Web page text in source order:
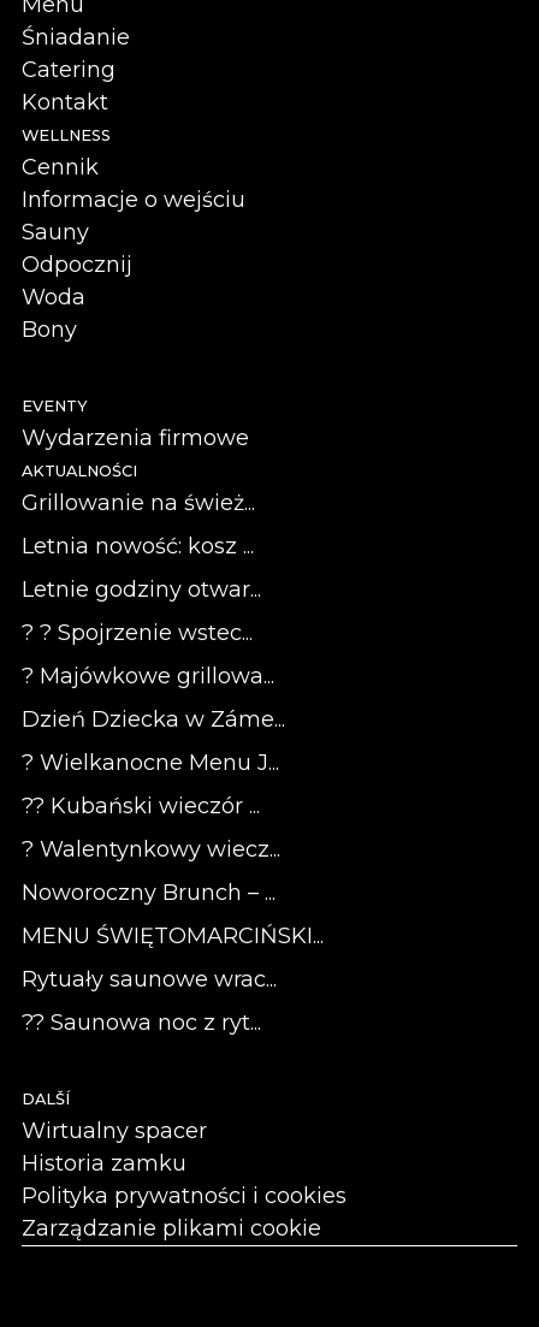
Śniadanie
Catering
Kontakt
WELLNESS
Cennik
Informacje o wejściu
Sauny
Odpocznij
Woda
Bony
EVENTY
Wydarzenia firmowe
AKTUALNOŚCI
Grillowanie na śwież...
Letnia nowość: kosz ...
Letnie godziny otwar...
? ? Spojrzenie wstec...
? Majówkowe grillowa...
Dzień Dziecka w Záme...
? Wielkanocne Menu J...
?? Kubański wieczór ...
? Walentynkowy wiecz...
Noworoczny Brunch – ...
MENU ŚWIĘTOMARCIŃSKI...
Rytuały saunowe wrac...
?? Saunowa noc z ryt...
DALŠÍ
Wirtualny spacer
Historia zamku
Polityka prywatności i cookies
Zarządzanie plikami cookie